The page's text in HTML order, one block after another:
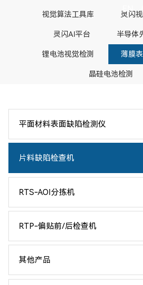
EN
视觉算法工具库 灵闪
灵闪AI平台 半导体
锂电池视觉检测 薄膜
晶硅电池检测
平面材料表面缺陷检测仪
片料缺陷检查机
RTS-AOI分拣机
RTP-偏贴前/后检查机
其他产品